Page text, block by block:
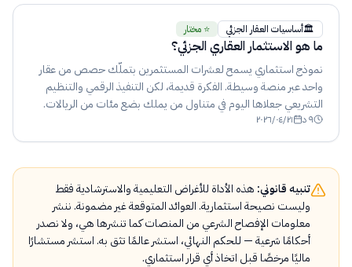
🏛️أساسيات العقار الجزئي ⭐ مختار
ما هو الاستثمار العقاري الجزئي؟
نموذج استثماري يسمح لعشرات المستثمرين بتملّك حصص من عقار
واحد عبر منصة وسيطة. الفكرة قديمة، لكن التنفيذ الرقمي والتنظيم
التشريعي جعلاها اليوم في متناول من يملك بضع مئات من الريالات.
٩د ٢٠٢٦/٠٤/٢١
تنبيه قانوني: هذه الأداة للأغراض التعليمية والاسترشادية فقط
وليست نصيحة استثمارية. العوائد المتوقعة غير مضمونة. ننشر
معلومات الإفصاح الشرعي من المنصات كما تنشرها هي، ولا نصدر
أحكامًا شرعية — للحكم النهائي، استشر عالمًا تثق به. استشر مستشارًا
ماليًا مرخصًا قبل اتخاذ أي قرار استثماري.